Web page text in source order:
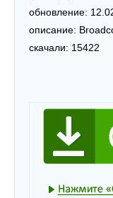
обновление:
описание:
скачали: 15422